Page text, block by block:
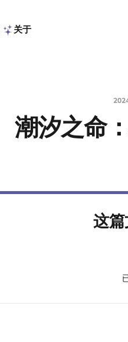
关于
潮汐之命
这